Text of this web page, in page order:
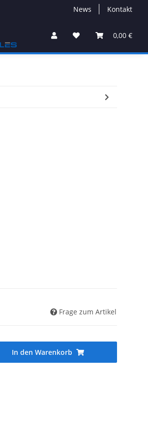
News Kontakt
0,00 €
Frage zum Artikel
In den Warenkorb